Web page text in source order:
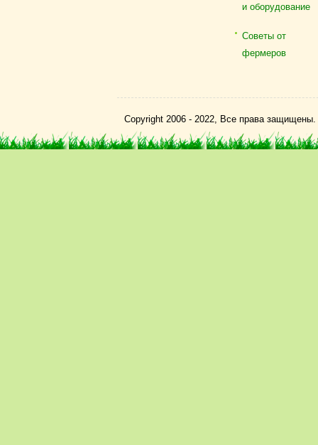
и оборудование
Советы от
фермеров
Copyright 2006 - 2022, Все права защищены.